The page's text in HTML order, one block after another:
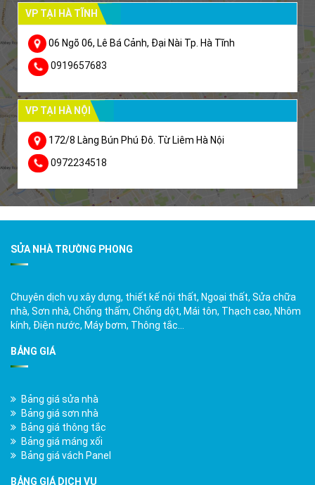
VP TẠI HÀ TĨNH
06 Ngõ 06, Lê Bá Cảnh, Đại Nài Tp. Hà Tĩnh
0919657683
VP TẠI HÀ NỘI
172/8 Làng Bún Phú Đô. Từ Liêm Hà Nội
0972234518
SỬA NHÀ TRƯỜNG PHONG
Chuyên dịch vụ xây dựng, thiết kế nội thất, Ngoại thất, Sửa chữa
nhà, Sơn nhà, Chống thấm, Chống dột, Mái tôn, Thạch cao, Nhôm
kính, Điện nước, Máy bơm, Thông tắc…
BẢNG GIÁ
Bảng giá sửa nhà
Bảng giá sơn nhà
Bảng giá thông tắc
Bảng giá máng xối
Bảng giá vách Panel
BẢNG GIÁ DỊCH VỤ